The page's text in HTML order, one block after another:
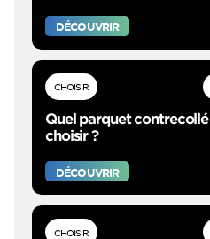
DÉCOUVRIR
CHOISIR
Quel parquet contrecollé
choisir ?
DÉCOUVRIR
CHOISIR